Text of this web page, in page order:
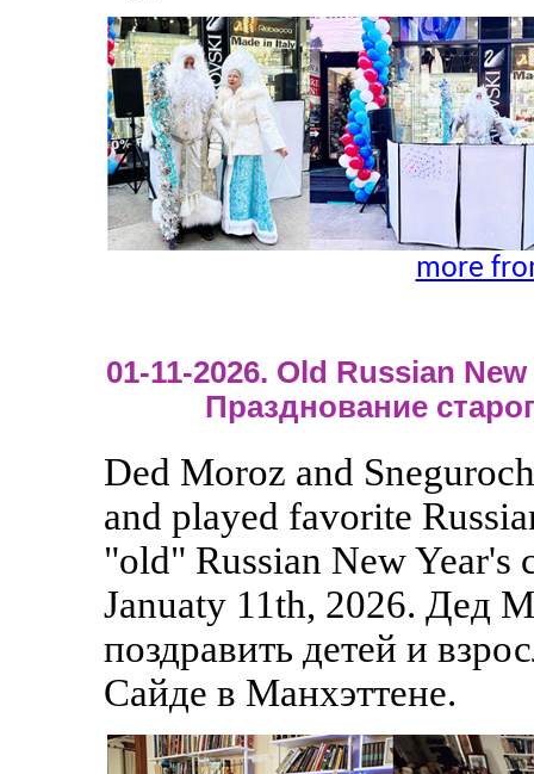
more
01-11-2026. Old Russian
Празднование
Ded Moroz and
and played favorite
"old" Russian New Year's
Januaty 11th, 2026. Дед
поздравить детей и
Сайде в Манхэттене.